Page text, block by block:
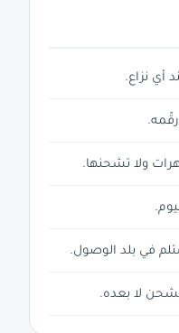
أي نزاع.
ولا تشحنها.
في بلد الوصول.
لا بعده.